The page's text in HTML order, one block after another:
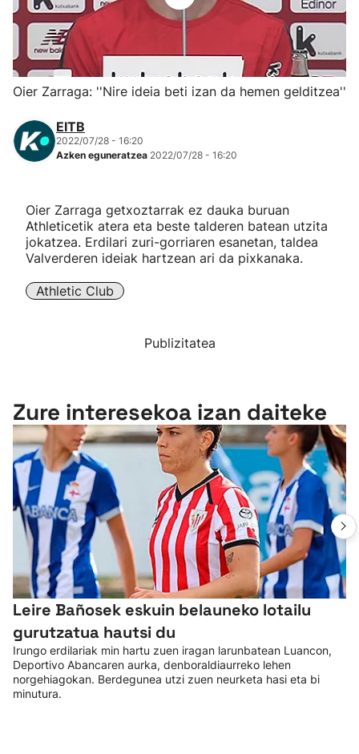
Herri-kirolak
Eskubaloia
Atletismoa
Mendi-lasterketak
Kirol gehiago
"Helmuga"
Oier Zarraga: ''Nire ideia beti izan da hemen gelditzea''
EITB
2022/07/28 - 16:20
Azken eguneratzea 2022/07/28 - 16:20
Oier Zarraga getxoztarrak ez dauka buruan
Athleticetik atera eta beste talderen batean utzita
jokatzea. Erdilari zuri-gorriaren esanetan, taldea
Valverderen ideiak hartzean ari da pixkanaka.
Athletic Club
Publizitatea
Zure interesekoa izan daiteke
Leire Bañosek eskuin belauneko lotailu
gurutzatua hautsi du
Irungo erdilariak min hartu zuen iragan larunbatean Luancon,
Deportivo Abancaren aurka, denboraldiaurreko lehen
norgehiagokan. Berdegunea utzi zuen neurketa hasi eta bi
minutura.